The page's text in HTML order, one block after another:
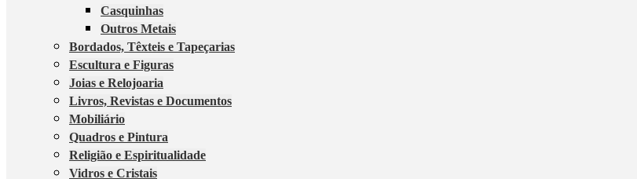
Casquinhas
Outros Metais
Bordados, Têxteis e Tapeçarias
Escultura e Figuras
Joias e Relojoaria
Livros, Revistas e Documentos
Mobiliário
Quadros e Pintura
Religião e Espiritualidade
Vidros e Cristais